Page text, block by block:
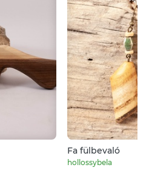
Fa fülbevaló
hollossybela